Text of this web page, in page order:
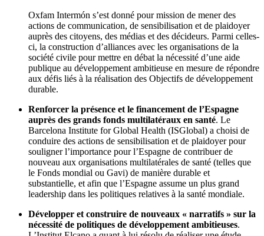
Oxfam Intermón s’est donné pour mission de mener des
actions de communication, de sensibilisation et de plaidoyer
auprès des citoyens, des médias et des décideurs. Parmi celles-
ci, la construction d’alliances avec les organisations de la
société civile pour mettre en débat la nécessité d’une aide
publique au développement ambitieuse en mesure de répondre
aux défis liés à la réalisation des Objectifs de développement
durable.
Renforcer la présence et le financement de l’Espagne
auprès des grands fonds multilatéraux en santé. Le
Barcelona Institute for Global Health (ISGlobal) a choisi de
conduire des actions de sensibilisation et de plaidoyer pour
souligner l’importance pour l’Espagne de contribuer de
nouveau aux organisations multilatérales de santé (telles que
le Fonds mondial ou Gavi) de manière durable et
substantielle, et afin que l’Espagne assume un plus grand
leadership dans les politiques relatives à la santé mondiale.
Développer et construire de nouveaux « narratifs » sur la
nécessité de politiques de développement ambitieuses.